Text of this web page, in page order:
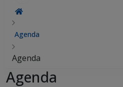
Agenda
Agenda
Agenda